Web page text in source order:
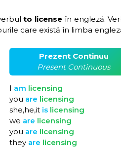
to license în engleză.
care există în limba
Prezent Continuu
Present Continuous
I am licensing
you are licensing
she,he,it is licensing
we are licensing
you are licensing
they are licensing